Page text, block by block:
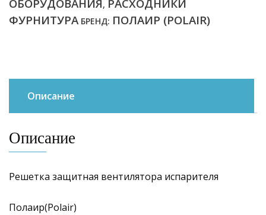
ОБОРУДОВАНИЯ, РАСХОДНИКИ
ФУРНИТУРА БРЕНД: ПОЛАИР (POLAIR)
Описание
Описание
Решетка защитная вентилятора испарителя
Полаир(Polair)